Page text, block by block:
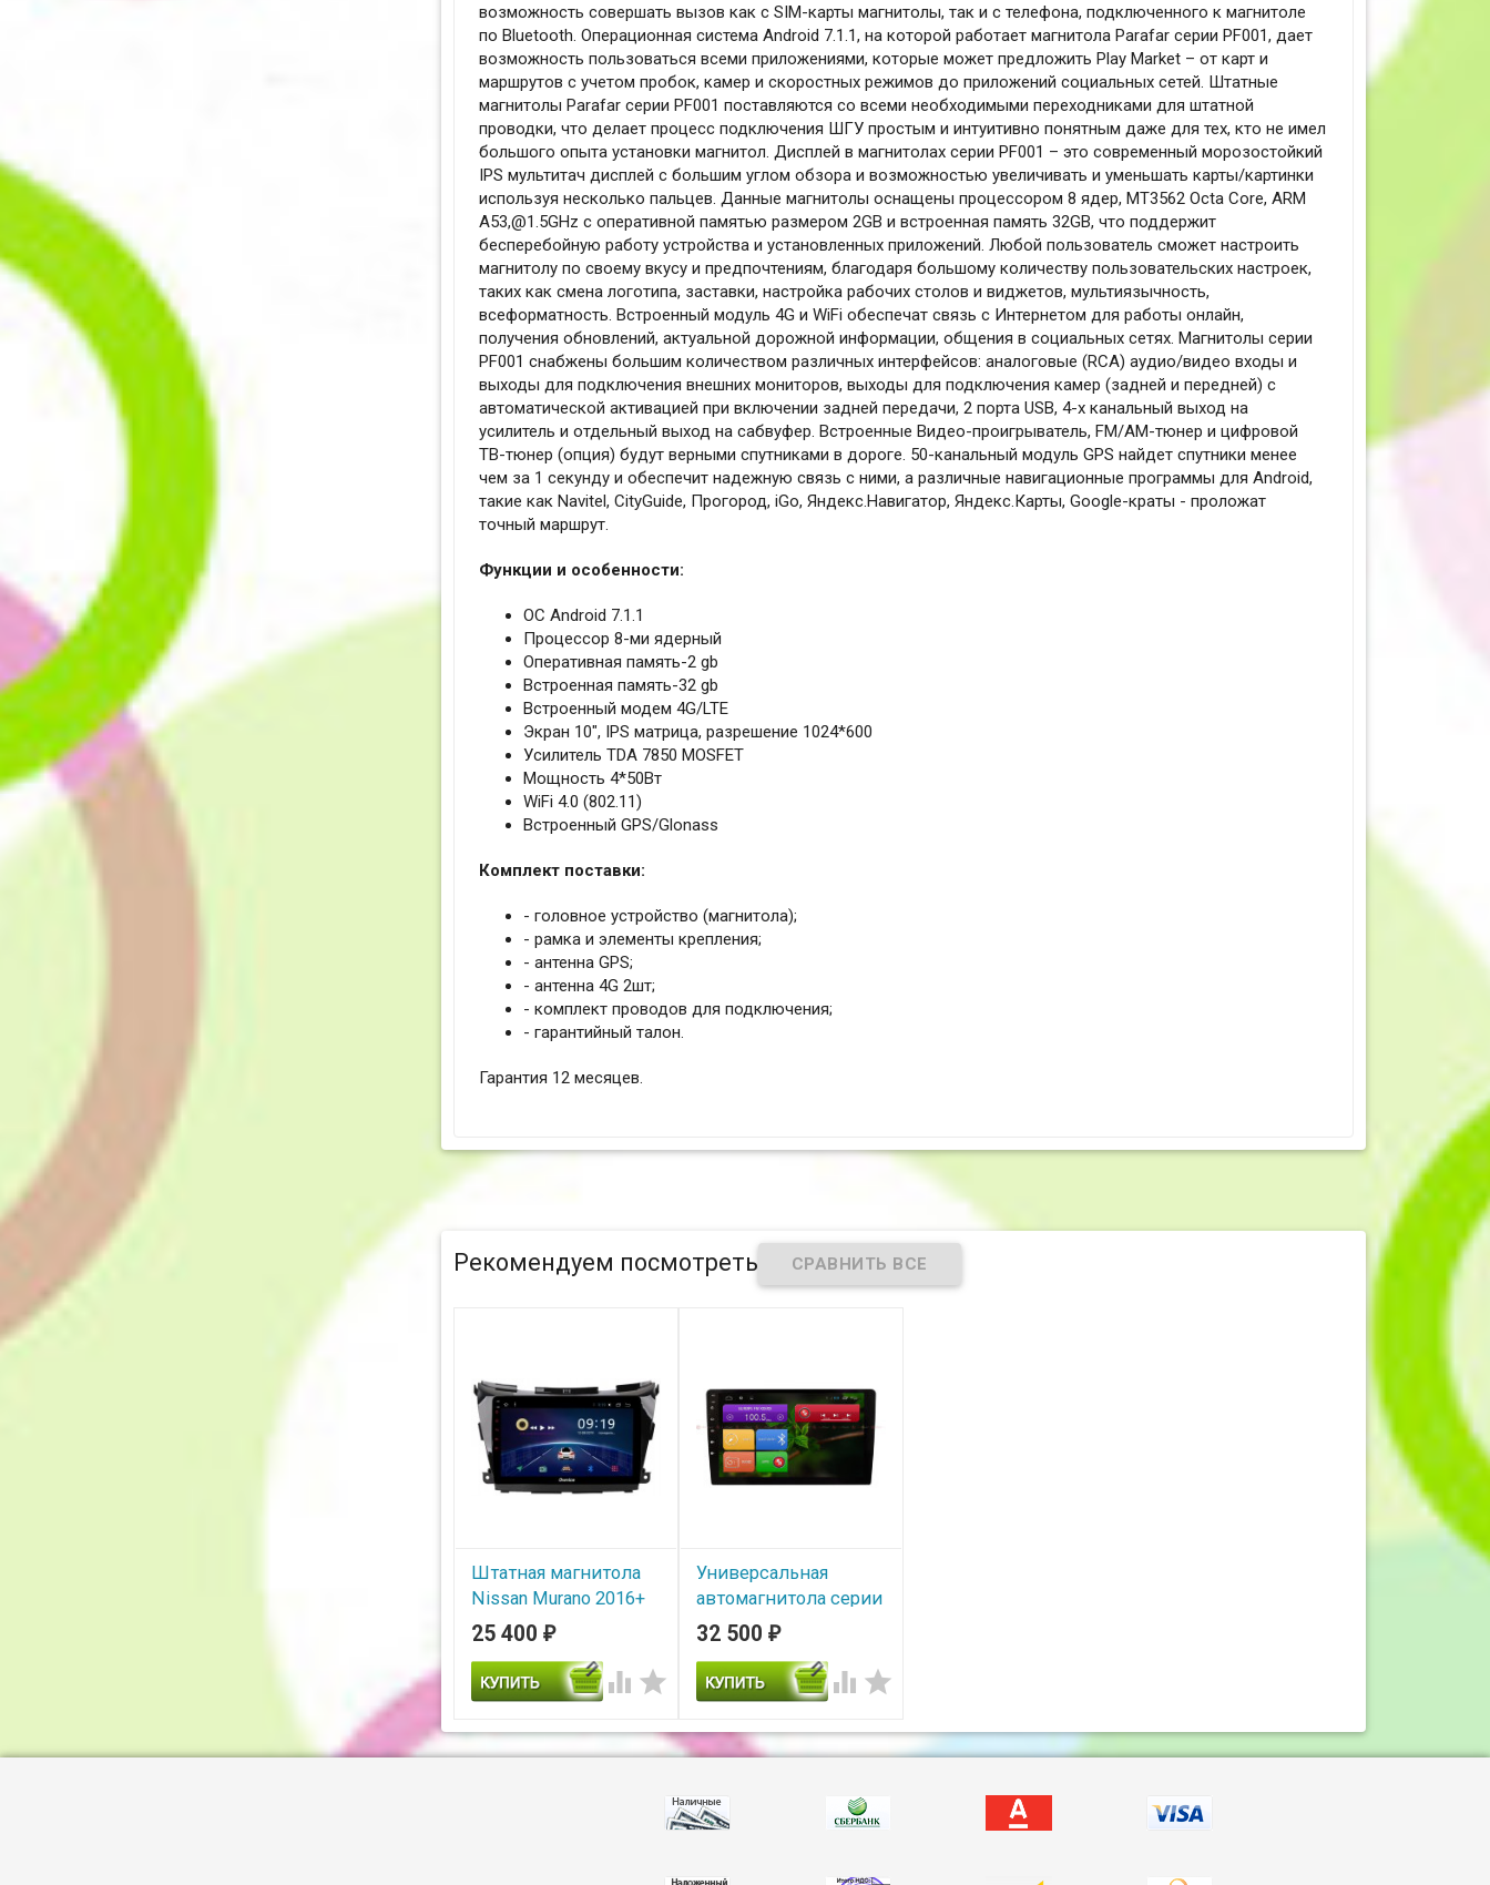
возможность совершать вызов как с SIM-карты магнитолы, так и с телефона, подключенного к магнитоле
по Bluetooth. Операционная система Android 7.1.1, на которой работает магнитола Parafar серии PF001, дает
возможность пользоваться всеми приложениями, которые может предложить Play Market – от карт и
маршрутов с учетом пробок, камер и скоростных режимов до приложений социальных сетей. Штатные
магнитолы Parafar серии PF001 поставляются со всеми необходимыми переходниками для штатной
проводки, что делает процесс подключения ШГУ простым и интуитивно понятным даже для тех, кто не имел
большого опыта установки магнитол. Дисплей в магнитолах серии PF001 – это современный морозостойкий
IPS мультитач дисплей с большим углом обзора и возможностью увеличивать и уменьшать карты/картинки
используя несколько пальцев. Данные магнитолы оснащены процессором 8 ядер, MT3562 Octa Core, ARM
A53,@1.5GHz c оперативной памятью размером 2GB и встроенная память 32GB, что поддержит
бесперебойную работу устройства и установленных приложений. Любой пользователь сможет настроить
магнитолу по своему вкусу и предпочтениям, благодаря большому количеству пользовательских настроек,
таких как смена логотипа, заставки, настройка рабочих столов и виджетов, мультиязычность,
всеформатность. Встроенный модуль 4G и WiFi обеспечат связь с Интернетом для работы онлайн,
получения обновлений, актуальной дорожной информации, общения в социальных сетях. Магнитолы серии
PF001 снабжены большим количеством различных интерфейсов: аналоговые (RCA) аудио/видео входы и
выходы для подключения внешних мониторов, выходы для подключения камер (задней и передней) с
автоматической активацией при включении задней передачи, 2 порта USB, 4-х канальный выход на
усилитель и отдельный выход на сабвуфер. Встроенные Видео-проигрыватель, FM/AM-тюнер и цифровой
ТВ-тюнер (опция) будут верными спутниками в дороге. 50-канальный модуль GPS найдет спутники менее
чем за 1 секунду и обеспечит надежную связь с ними, а различные навигационные программы для Android,
такие как Navitel, CityGuide, Прогород, iGo, Яндекс.Навигатор, Яндекс.Карты, Google-краты - проложат
точный маршрут.
Функции и особенности:
ОС Android 7.1.1
Процессор 8-ми ядерный
Оперативная память-2 gb
Встроенная память-32 gb
Встроенный модем 4G/LTE
Экран 10", IPS матрица, разрешение 1024*600
Усилитель TDA 7850 MOSFET
Мощность 4*50Вт
WiFi 4.0 (802.11)
Встроенный GPS/Glonass
Комплект поставки:
- головное устройство (магнитола);
- рамка и элементы крепления;
- антенна GPS;
- антенна 4G 2шт;
- комплект проводов для подключения;
- гарантийный талон.
Гарантия 12 месяцев.
Рекомендуем посмотреть
Штатная магнитола
Nissan Murano 2016+
Roximo Ownice G50
4 камеры кругового
обзора)
25 400 ₽
 
Универсальная
автомагнитола серии
310 10" RedPower
В наличии
Универсальная
автомагнитола серии 310
10" RedPower UNIVERSAL10
32 500 ₽
 